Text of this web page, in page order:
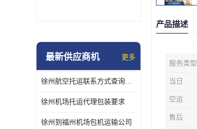
最新供应商机 更多
徐州航空托运联系方式查询网站
徐州机场托运代理包装要求
徐州到福州机场包机运输公司
产品描述
服务类型
当日
空运
售后